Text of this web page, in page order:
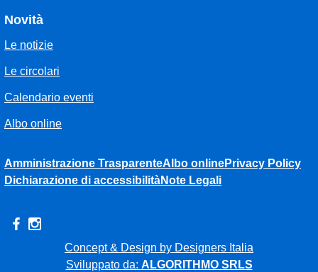
Novità
Le notizie
Le circolari
Calendario eventi
Albo online
Amministrazione TrasparenteAlbo onlinePrivacy Policy
Dichiarazione di accessibilitàNote Legali
Concept & Design by Designers Italia
Sviluppato da: ALGORITHMO SRLS